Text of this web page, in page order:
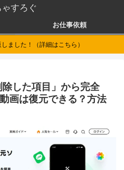
ゃすろぐ
お仕事依頼
ました！（詳細はこちら）
した項目」から完全
画は復元できる？方法